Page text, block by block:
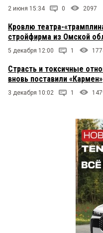
2 июня 15:34 0 2097
Кровлю театра-
стройфирма из Омской
5 декабря 12:00 1
Страсть и токсичные
вновь поставили «Кармен»
3 декабря 10:02 1